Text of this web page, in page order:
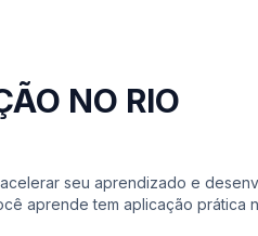
NO RIO
seu aprendizado e
aprende tem aplicação prática